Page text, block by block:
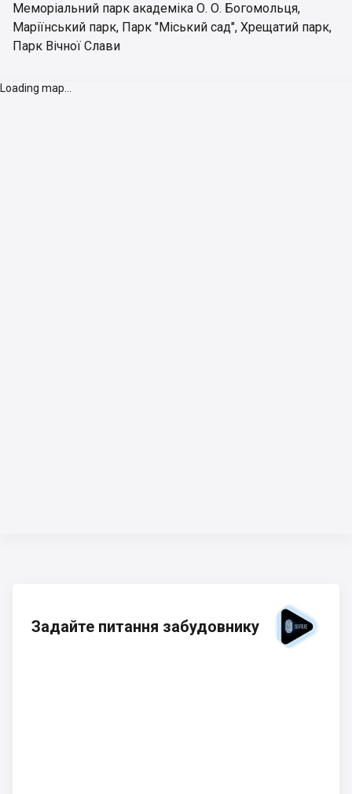
Меморіальний парк академіка О. О. Богомольця,
Маріїнський парк, Парк "Міський сад", Хрещатий парк,
Парк Вічної Слави
Loading map...
Задайте питання забудовнику